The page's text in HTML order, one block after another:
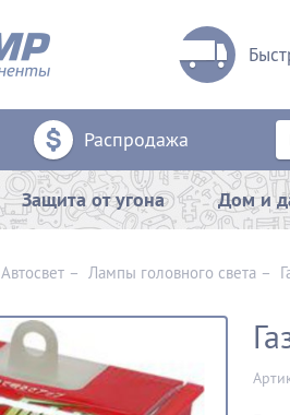
Распродажа
Защита от угона Дом и
Aвтосвет – Лампы головного света –